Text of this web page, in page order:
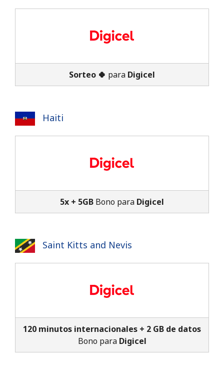
Inicia sesión oREGÍSTRATE →
Iniciar Sesión
o
Continuar con
Sorteo 🍀 para Digicel
Haiti
5x + 5GB Bono para Digicel
Saint Kitts and Nevis
120 minutos internacionales + 2 GB de datos
Bono para Digicel